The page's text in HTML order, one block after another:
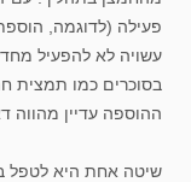
פעילה (לדוגמה,
עשויה לא להפעיל
בסוכרים כמו תמצית
ההוספה עדיין מהווה
שיטה אחת היא לטפל